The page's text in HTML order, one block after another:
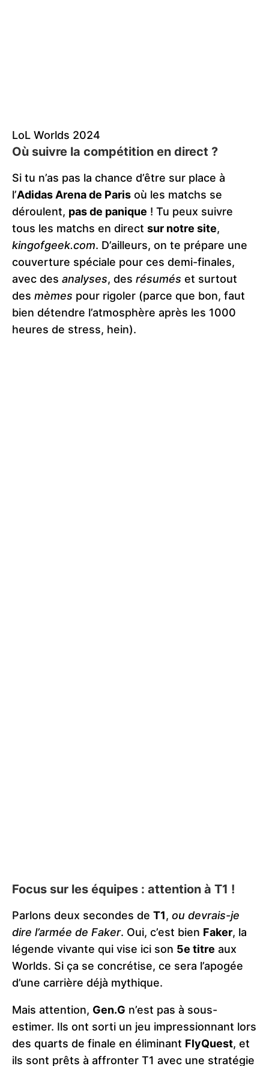
LoL Worlds 2024
Où suivre la compétition en direct ?
Si tu n’as pas la chance d’être sur place à
l’Adidas Arena de Paris où les matchs se
déroulent, pas de panique ! Tu peux suivre
tous les matchs en direct sur notre site,
kingofgeek.com. D’ailleurs, on te prépare une
couverture spéciale pour ces demi-finales,
avec des analyses, des résumés et surtout
des mèmes pour rigoler (parce que bon, faut
bien détendre l’atmosphère après les 1000
heures de stress, hein).
Focus sur les équipes : attention à T1 !
Parlons deux secondes de T1, ou devrais-je
dire l’armée de Faker. Oui, c’est bien Faker, la
légende vivante qui vise ici son 5e titre aux
Worlds. Si ça se concrétise, ce sera l’apogée
d’une carrière déjà mythique​.​
Mais attention, Gen.G n’est pas à sous-
estimer. Ils ont sorti un jeu impressionnant lors
des quarts de finale en éliminant FlyQuest, et
ils sont prêts à affronter T1 avec une stratégie